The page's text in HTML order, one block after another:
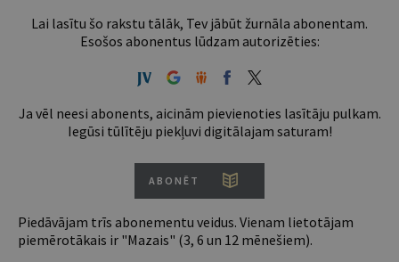
Lai lasītu šo rakstu tālāk, Tev jābūt žurnāla abonentam.
Esošos abonentus lūdzam autorizēties:
Ja vēl neesi abonents, aicinām pievienoties lasītāju pulkam.
Iegūsi tūlītēju piekļuvi digitālajam saturam!
ABONĒT
Piedāvājam trīs abonementu veidus. Vienam lietotājam
piemērotākais ir "Mazais" (3, 6 un 12 mēnešiem).